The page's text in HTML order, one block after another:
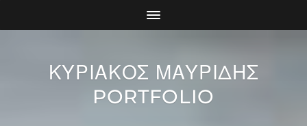
ΚΥΡΙΑΚΟΣ ΜΑΥΡΙΔΗΣ
PORTFOLIO